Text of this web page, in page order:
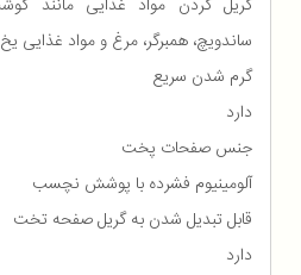
ساندویچ، همبرگر، مرغ و مواد غذایی
گرم شدن سریع
دارد
جنس صفحات پخت
آلومینیوم فشرده با پوشش نچسب
قابل تبدیل شدن به گریل صفحه تخت
دارد